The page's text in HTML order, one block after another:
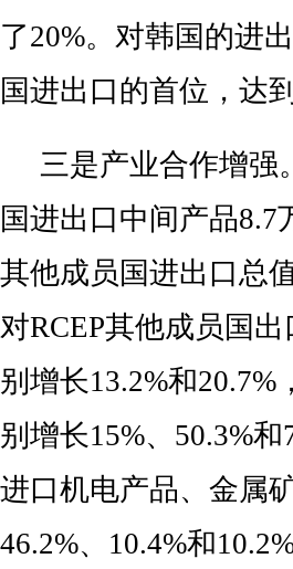
了20%。对韩国的进
国进出口的首位，达
三是产业合作增强
国进出口中间产品8.7
其他成员国进出口总
对RCEP其他成员国
别增长13.2%和
别增长15%、50.3%
进口机电产品、金属
46.2%、10.4%和